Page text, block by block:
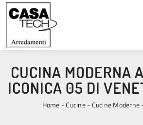
CUCINA MODERNA
ICONICA 05 DI
Home -Cucine-Cucine Moderne